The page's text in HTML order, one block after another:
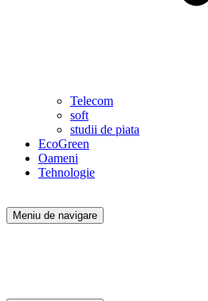
Telecom
soft
studii de piata
EcoGreen
Oameni
Tehnologie
Meniu de navigare